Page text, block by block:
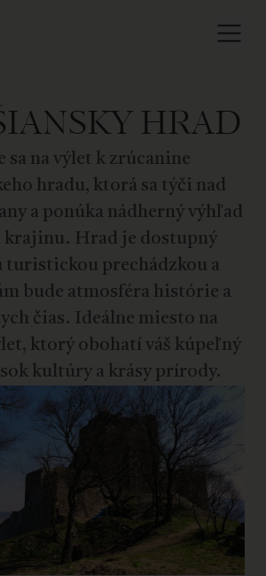
HRAD
sa na výlet k zrúcanine
hradu, ktorá sa týči nad
a ponúka nádherný výhľad
krajinu. Hrad je dostupný
turistickou prechádzkou a
bude atmosféra histórie a
čias. Ideálne miesto na
ktorý obohatí váš kúpeľný
kultúry a krásy prírody.